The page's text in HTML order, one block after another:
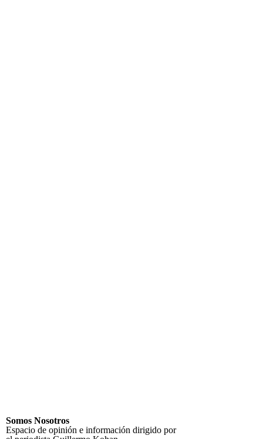
Somos Nosotros
Espacio de opinión e información dirigido por